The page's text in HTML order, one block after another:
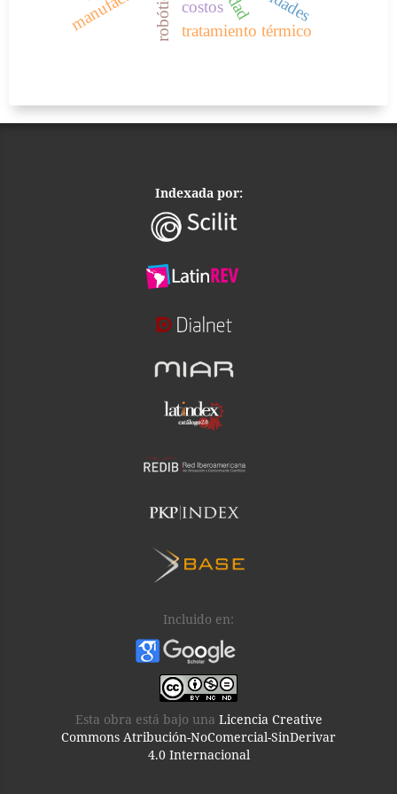
tratamiento térmico
robótica costos
Indexada por:
Incluido en:
Esta obra está bajo una Licencia Creative
Commons Atribución-NoComercial-SinDerivar
4.0 Internacional